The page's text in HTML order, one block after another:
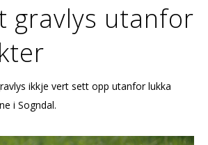
gravlys utanfor
ikkje vert sett opp utanfor lukka
i Sogndal.